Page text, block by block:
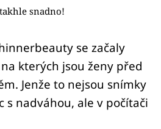
snadno!
se začaly
kterých jsou ženy před
Jenže to nejsou snímky
s nadváhou, ale v počítači